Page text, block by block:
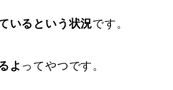
いるという状況です。
よ ってやつです。